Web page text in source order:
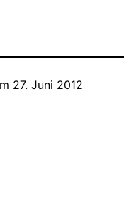
27. Juni 2012